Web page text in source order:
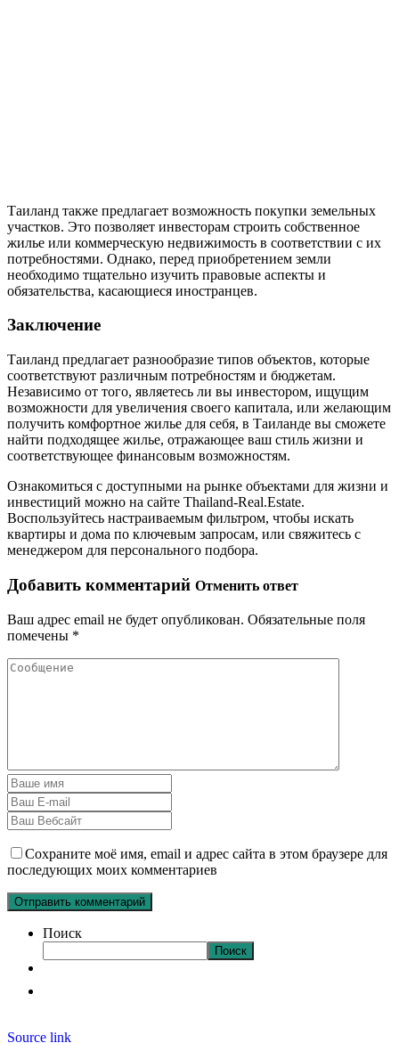
Таиланд также предлагает возможность покупки земельных
участков. Это позволяет инвесторам строить собственное
жилье или коммерческую недвижимость в соответствии с их
потребностями. Однако, перед приобретением земли
необходимо тщательно изучить правовые аспекты и
обязательства, касающиеся иностранцев.
Заключение
Таиланд предлагает разнообразие типов объектов, которые
соответствуют различным потребностям и бюджетам.
Независимо от того, являетесь ли вы инвестором, ищущим
возможности для увеличения своего капитала, или желающим
получить комфортное жилье для себя, в Таиланде вы сможете
найти подходящее жилье, отражающее ваш стиль жизни и
соответствующее финансовым возможностям.
Ознакомиться с доступными на рынке объектами для жизни и
инвестиций можно на сайте Thailand-Real.Estate.
Воспользуйтесь настраиваемым фильтром, чтобы искать
квартиры и дома по ключевым запросам, или свяжитесь с
менеджером для персонального подбора.
Добавить комментарий Отменить ответ
Ваш адрес email не будет опубликован. Обязательные поля
помечены *
Сохраните моё имя, email и адрес сайта в этом браузере для
последующих моих комментариев
Поиск
Поиск
Source link